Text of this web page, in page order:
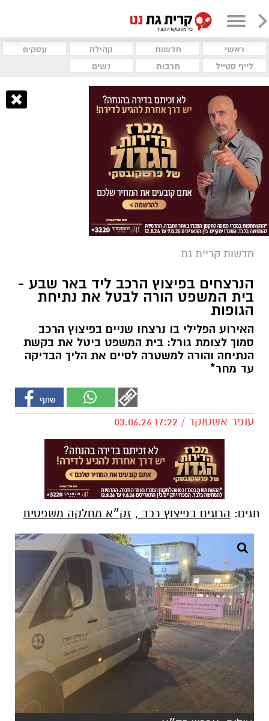
ראשי חדשות קהילה
עסקים
לייף סטייל
תרבות נשים
חדשות קריית גת
הנרצחים בפיצוץ הרכב ליד באר שבע -
בית המשפט הורה לבטל את נתיחת
הגופות
האירוע הפלילי בו נרצחו שניים בפיצוץ הרכב
סמוך לצומת גורל: בית המשפט ביטל את בקשת
הנתיחה והורה למשטרה לסיים את הליך הבדיקה
עד מחר*
עופר אשטוקר / 17:22 03.06.26
תגים: הרוגים בפיצוץ רכב , זק״א מחלקה משפטית